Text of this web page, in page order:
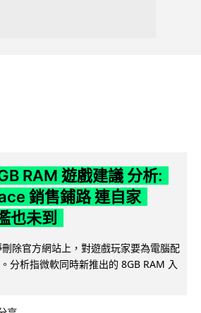
RAM 遊戲建議 分析:
銷售鋪路 連自家
也未到
除官方網站上，對遊戲玩家要為電腦配
分析指微軟同時新推出的 8GB RAM 入